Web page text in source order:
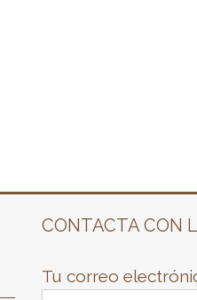
CONTACTA CON
Tu correo